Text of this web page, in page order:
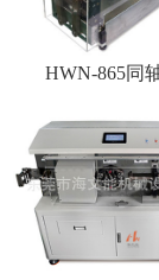
HWN-865同